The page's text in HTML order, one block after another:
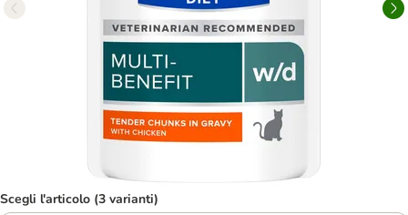
Scegli l'articolo (3 varianti)